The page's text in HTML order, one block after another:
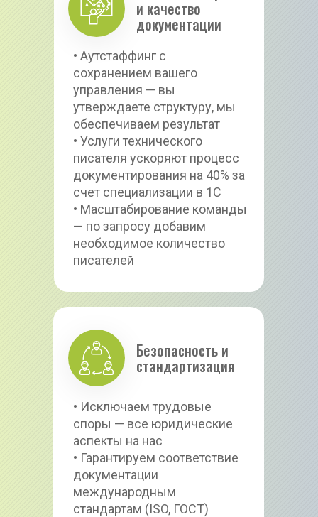
и качество
документации
Безопасность и
стандартизация
• Аутстаффинг с
сохранением вашего
управления — вы
утверждаете структуру, мы
обеспечиваем результат
• Услуги технического
писателя ускоряют процесс
документирования на 40% за
счет специализации в 1С
• Масштабирование команды
— по запросу добавим
необходимое количество
писателей
• Исключаем трудовые
споры — все юридические
аспекты на нас
• Гарантируем соответствие
документации
международным
стандартам (ISO, ГОСТ)